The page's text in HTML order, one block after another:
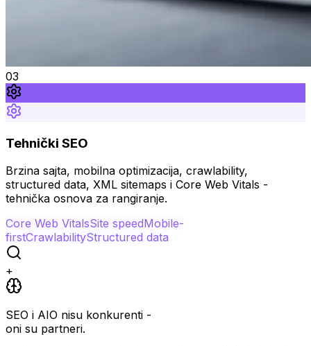
03
Tehnički SEO
Brzina sajta, mobilna optimizacija, crawlability,
structured data, XML sitemaps i Core Web Vitals -
tehnička osnova za rangiranje.
Core Web VitalsSite speedMobile-
firstCrawlabilityStructured data
+
SEO i AIO nisu konkurenti -
oni su partneri.